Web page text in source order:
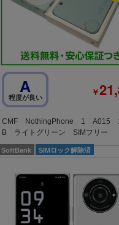
A
程度が良い ￥
CMF NothingPhone 1 A015
B ライトグリーン SIMフリー
SoftBank SIMロック解除済